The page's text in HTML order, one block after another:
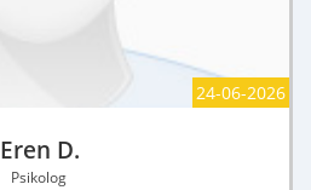
24-06-2026
Eren D.
Psikolog